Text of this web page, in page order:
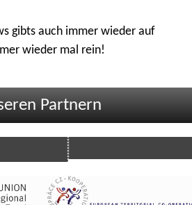
gibts auch immer wieder auf
wieder mal rein!
Partnern